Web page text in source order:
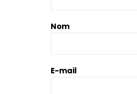
Nom
E-mail